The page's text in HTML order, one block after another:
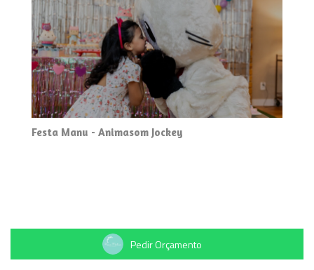
Festa Manu - Animasom Jockey
Pedir Orçamento